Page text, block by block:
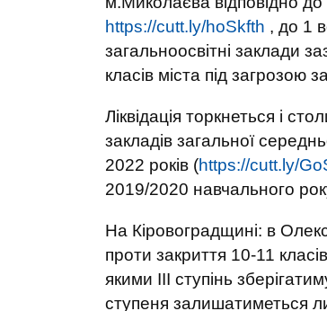
https://cutt.ly/hoSkfth , до 1
загальноосвітні заклади
класів міста під загрозою
Ліквідація торкнеться і
закладів загальної
2022 років (https://cutt.ly/
2019/2020 навчального
На Кіровоградщині: в
проти закриття 10-11
якими ІІІ ступінь
ступеня залишатиметься